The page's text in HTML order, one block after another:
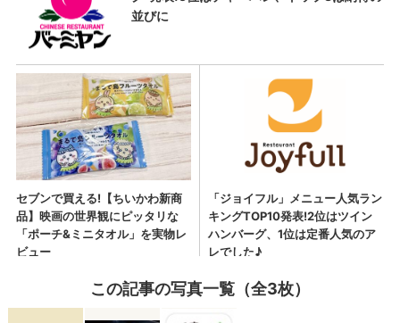
この記事の写真一覧（全3枚）